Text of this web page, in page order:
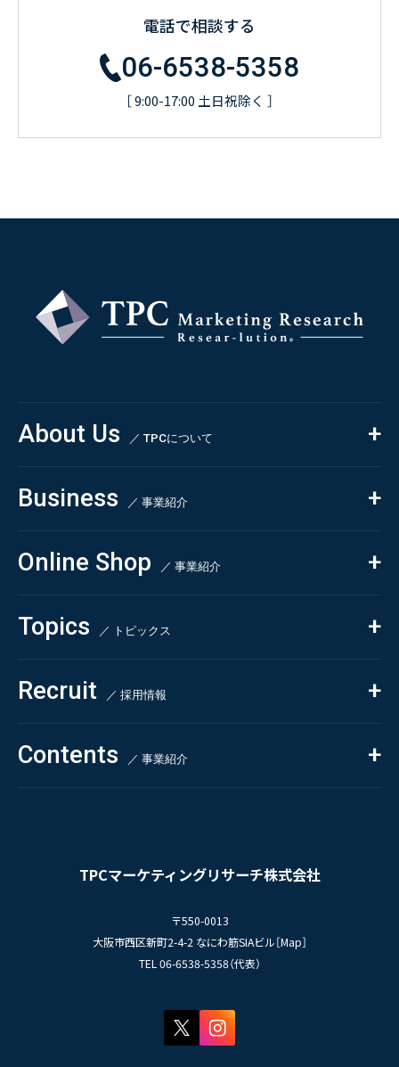
電話で相談する
06-6538-5358
［ 9:00-17:00 土日祝除く ］
TPCマーケティングリサーチ株式会社
〒550-0013
大阪市西区新町2-4-2 なにわ筋SIAビル［Map］
TEL 06-6538-5358（代表）
About Us ／ TPCについて
私たちの強み
会社概要・沿革
CSR
Business ／ 事業紹介
コンサルティング
依頼・受託調査
- 市場調査
- 競合調査
- アンケート調査
- クイックリサーチ
自主企画調査
Online Shop ／ 事業紹介
Beauty & Cosmetics
Health & Food
Pharmaceuticals & Medical
Chemical & Life Sciences
Topics ／ トピックス
ALL
お知らせ
新刊情報
掲載情報
Recruit ／ 採用情報
採用TOP
- 求める人物像
Contents ／ 事業紹介
お問い合わせ
プライバシーポリシー